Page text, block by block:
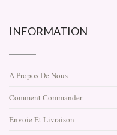
INFORMATION
A Propos De Nous
Comment Commander
Envoie Et Livraison